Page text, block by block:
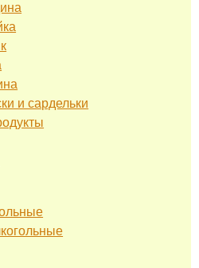
и сардельки